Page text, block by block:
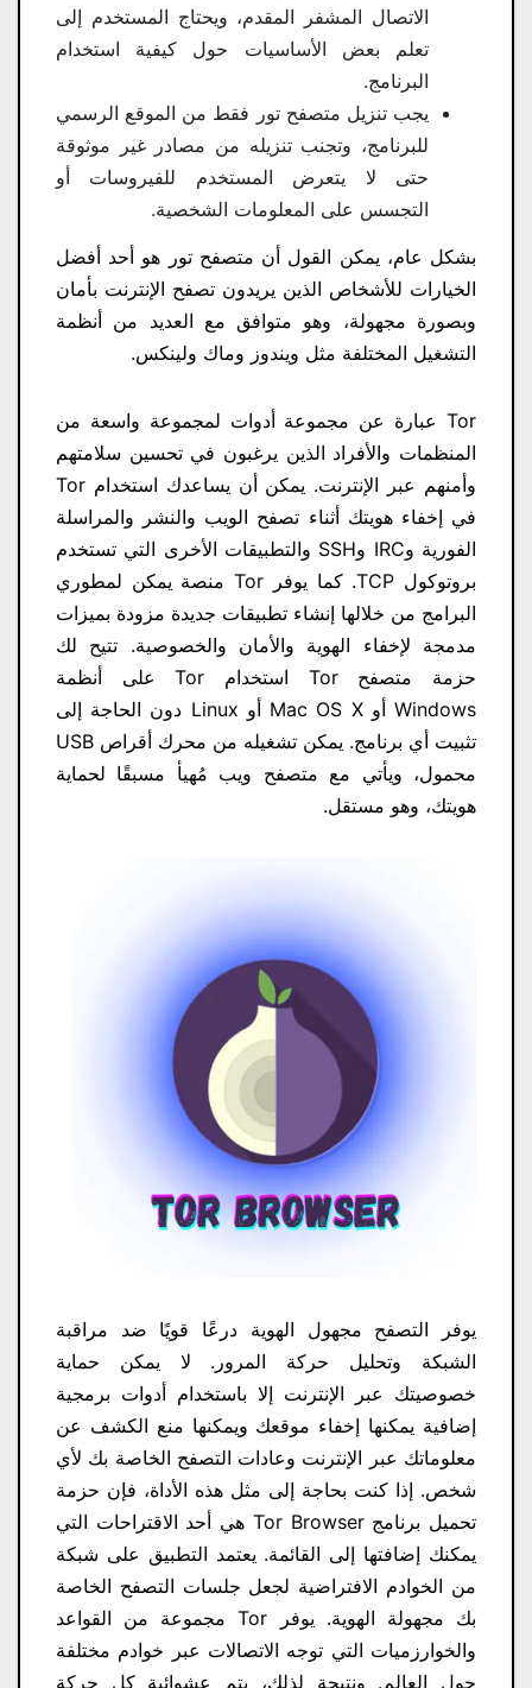
الاتصال المشفر المقدم، ويحتاج المستخدم إلى
تعلم بعض الأساسيات حول كيفية استخدام
البرنامج.
يجب تنزيل متصفح تور فقط من الموقع الرسمي
للبرنامج، وتجنب تنزيله من مصادر غير موثوقة
حتى لا يتعرض المستخدم للفيروسات أو
التجسس على المعلومات الشخصية.
بشكل عام، يمكن القول أن متصفح تور هو أحد أفضل
الخيارات للأشخاص الذين يريدون تصفح الإنترنت بأمان
وبصورة مجهولة، وهو متوافق مع العديد من أنظمة
التشغيل المختلفة مثل ويندوز وماك ولينكس.
Tor عبارة عن مجموعة أدوات لمجموعة واسعة من
المنظمات والأفراد الذين يرغبون في تحسين سلامتهم
وأمنهم عبر الإنترنت. يمكن أن يساعدك استخدام Tor
في إخفاء هويتك أثناء تصفح الويب والنشر والمراسلة
الفورية وIRC وSSH والتطبيقات الأخرى التي تستخدم
بروتوكول TCP. كما يوفر Tor منصة يمكن لمطوري
البرامج من خلالها إنشاء تطبيقات جديدة مزودة بميزات
مدمجة لإخفاء الهوية والأمان والخصوصية. تتيح لك
حزمة متصفح Tor استخدام Tor على أنظمة
Windows أو Mac OS X أو Linux دون الحاجة إلى
تثبيت أي برنامج. يمكن تشغيله من محرك أقراص USB
محمول، ويأتي مع متصفح ويب مُهيأ مسبقًا لحماية
هويتك، وهو مستقل.
يوفر التصفح مجهول الهوية درعًا قويًا ضد مراقبة
الشبكة وتحليل حركة المرور. لا يمكن حماية
خصوصيتك عبر الإنترنت إلا باستخدام أدوات برمجية
إضافية يمكنها إخفاء موقعك ويمكنها منع الكشف عن
معلوماتك عبر الإنترنت وعادات التصفح الخاصة بك لأي
شخص. إذا كنت بحاجة إلى مثل هذه الأداة، فإن حزمة
تحميل برنامج Tor Browser هي أحد الاقتراحات التي
يمكنك إضافتها إلى القائمة. يعتمد التطبيق على شبكة
من الخوادم الافتراضية لجعل جلسات التصفح الخاصة
بك مجهولة الهوية. يوفر Tor مجموعة من القواعد
والخوارزميات التي توجه الاتصالات عبر خوادم مختلفة
حول العالم. ونتيجة لذلك، يتم عشوائية كل حركة